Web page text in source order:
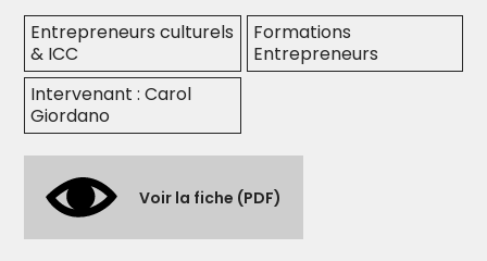
Entrepreneurs culturels
& ICC
Formations
Entrepreneurs
Intervenant : Carol
Giordano
Voir la fiche (PDF)